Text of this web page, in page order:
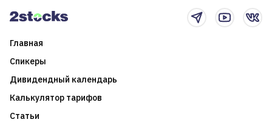
Главная
Спикеры
Дивидендный календарь
Калькулятор тарифов
Статьи